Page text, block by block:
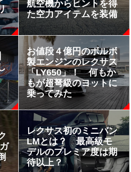
航空機からヒントを得
た空力アイテムを装備
お値段４億円のボルボ
製エンジンのレクサス
「LY650」！ 何もか
もが超弩級のヨットに
乗ってみた
レクサス初のミニバン
LMとは？ 最高級モ
デルのプレミア度は期
待以上？